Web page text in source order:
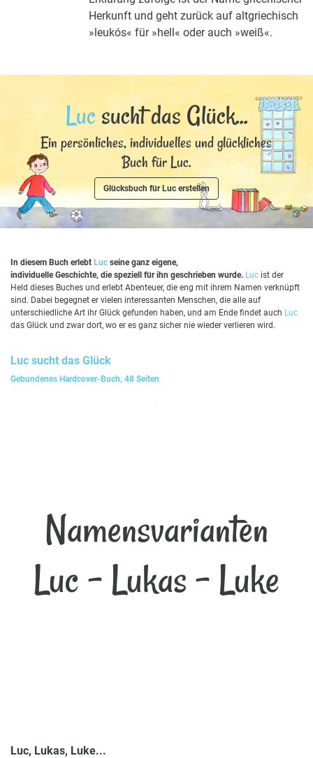
Herkunft und geht zurück auf altgriechisch
»leukós« für »hell« oder auch »weiß«.
Luc sucht das Glück...
Ein persönliches, individuelles und glückliches
Buch für Luc.
Glücksbuch für Luc erstellen
In diesem Buch erlebt Luc seine ganz eigene,
individuelle Geschichte, die speziell für ihn geschrieben wurde. Luc ist der
Held dieses Buches und erlebt Abenteuer, die eng mit ihrem Namen verknüpft
sind. Dabei begegnet er vielen interessanten Menschen, die alle auf
unterschiedliche Art ihr Glück gefunden haben, und am Ende findet auch Luc
das Glück und zwar dort, wo er es ganz sicher nie wieder verlieren wird.
Luc sucht das Glück
Gebundenes Hardcover-Buch, 48 Seiten
Namensvarianten
Luc - Lukas - Luke
Luc, Lukas, Luke...